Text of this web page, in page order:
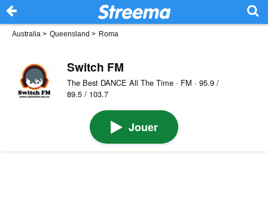
Australia > Queensland > Roma
Switch FM
The Best DANCE All The Time · FM · 95.9 /
89.5 / 103.7
Jouer